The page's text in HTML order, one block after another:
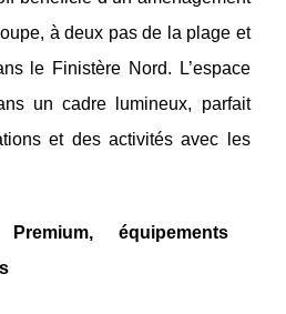
à deux pas de la plage et
le Finistère Nord. L’espace
un cadre lumineux, parfait
et des activités avec les
équipements